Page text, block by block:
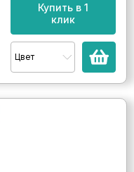
Купить в 1
клик
Цвет